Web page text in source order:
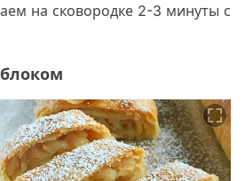
на сковородке 2-3 минуты с